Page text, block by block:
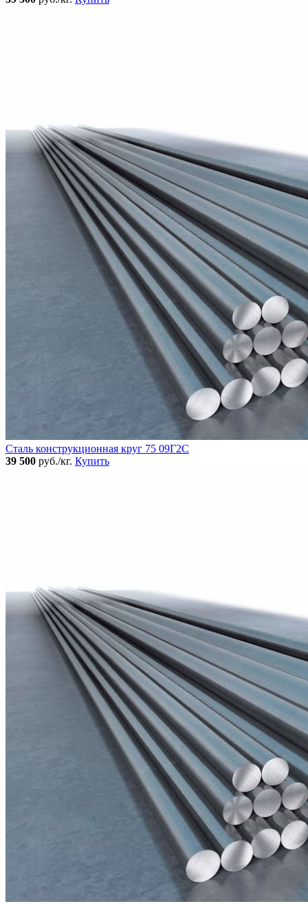
Сталь конструкционная круг 75 09Г2С
39 500 руб./кг. Купить